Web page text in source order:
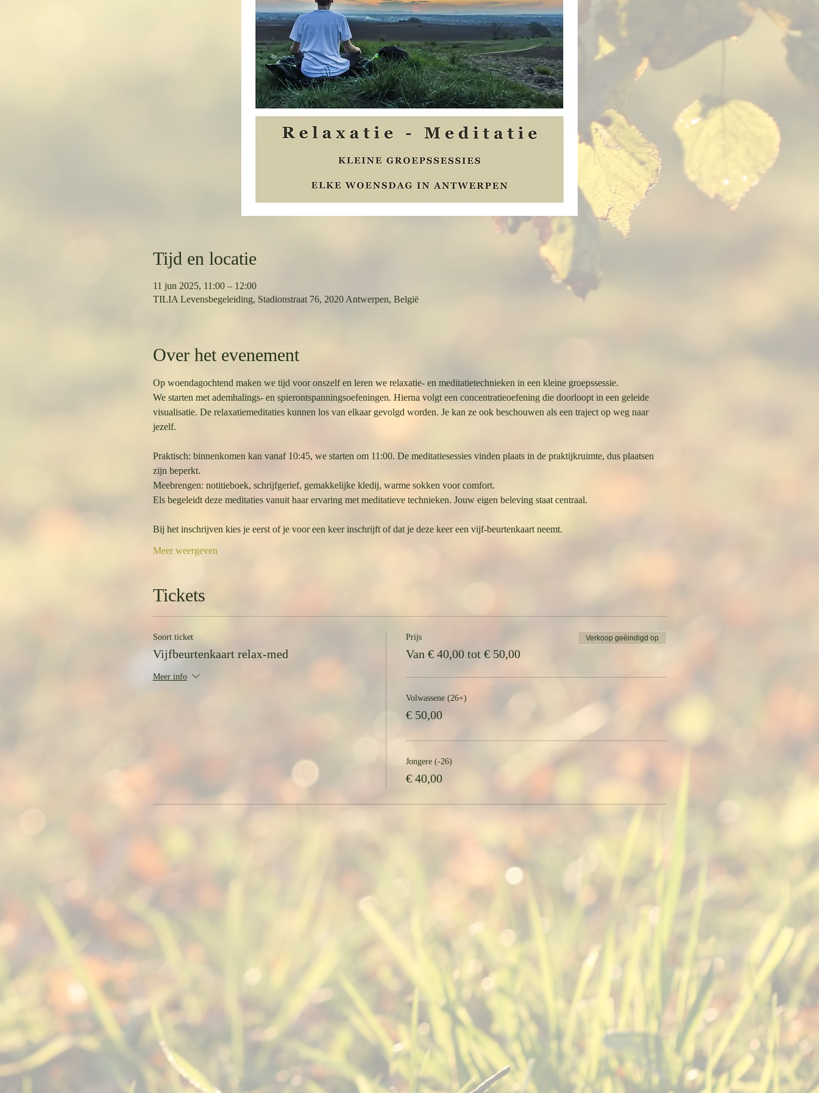
Tijd en locatie
11 jun 2025, 11:00 – 12:00
TILIA Levensbegeleiding, Stadionstraat 76, 2020 Antwerpen, België
Over het evenement
Op woendagochtend maken we tijd voor onszelf en leren we relaxatie- en meditatietechnieken in een kleine groepssessie.
We starten met ademhalings- en spierontspanningsoefeningen. Hierna volgt een concentratieoefening die doorloopt in een geleide
visualisatie. De relaxatiemeditaties kunnen los van elkaar gevolgd worden. Je kan ze ook beschouwen als een traject op weg naar
jezelf.
Praktisch: binnenkomen kan vanaf 10:45, we starten om 11:00. De meditatiesessies vinden plaats in de praktijkruimte, dus plaatsen
zijn beperkt.
Meebrengen: notitieboek, schrijfgerief, gemakkelijke kledij, warme sokken voor comfort.
Els begeleidt deze meditaties vanuit haar ervaring met meditatieve technieken. Jouw eigen beleving staat centraal.
Bij het inschrijven kies je eerst of je voor een keer inschrijft of dat je deze keer een vijf-beurtenkaart neemt.
Meer weergeven
Tickets
Soort ticket
Vijfbeurtenkaart relax-med
Meer info
Prijs
Van € 40,00 tot € 50,00
Verkoop geëindigd op
Volwassene (26+)
€ 50,00
Jongere (-26)
€ 40,00